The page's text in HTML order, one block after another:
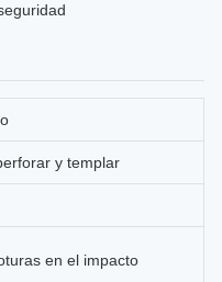
y templar
en el impacto